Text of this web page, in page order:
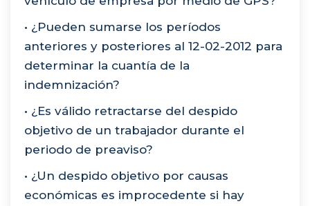
• ¿Pueden sumarse los períodos
anteriores y posteriores al 12-02-2012 para
determinar la cuantía de la
indemnización?
• ¿Es válido retractarse del despido
objetivo de un trabajador durante el
periodo de preaviso?
• ¿Un despido objetivo por causas
económicas es improcedente si hay